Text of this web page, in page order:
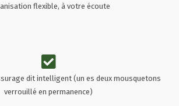
flexible, à votre écoute
dit intelligent (un es deux mousquetons
verrouillé en permanence)